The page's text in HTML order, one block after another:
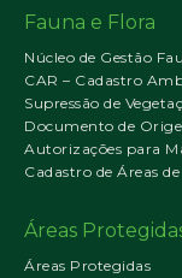
Fauna e Flora
Núcleo de Gestão
CAR – Cadastro
Supressão de
Documento de
Autorizações para
Cadastro de Áreas
Áreas
Áreas Protegidas